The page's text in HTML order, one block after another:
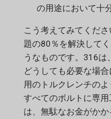
の用途において十
こう考えてみてくだ
題の80％を解決して
うなものです。316は
どうしても必要な場
用のトルクレンチのよ
すべてのボルトに専
は、無駄なお金がか